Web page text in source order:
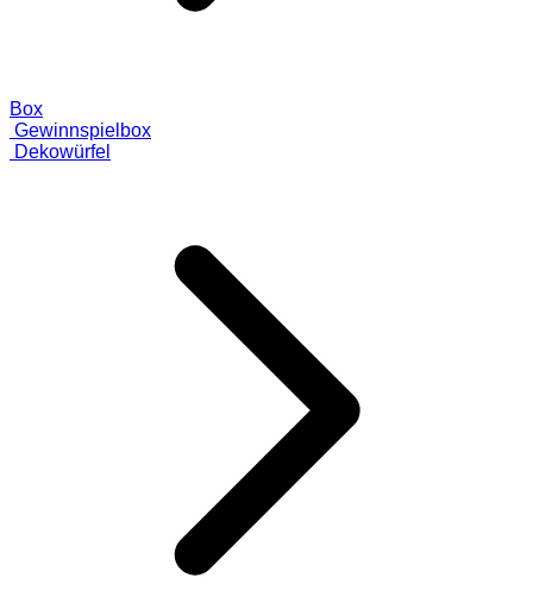
Box
Gewinnspielbox
Dekowürfel